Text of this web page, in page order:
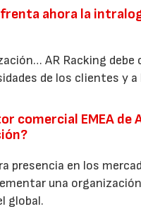
ahora la
AR Racking debe
de los clientes y
comercial EMEA de
presencia en los
una
global.